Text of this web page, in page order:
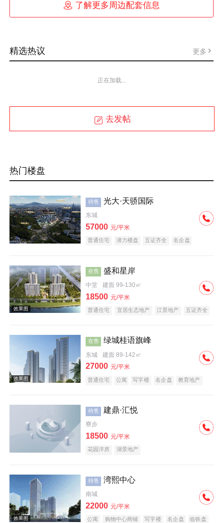
 了解更多周边配套信息
精选热议 更多
正在加载...
去发帖
热门楼盘
待售 光大·天骄国际
东城
57000 元/平米
普通住宅 潜力楼盘 五证齐全 名企盘
在售 盛和星岸
中堂 建面 99-130㎡
18500 元/平米
普通住宅 宜居生态地产 江景地产 五证齐全
在售 绿城桂语旗峰
东城 建面 89-142㎡
27000 元/平米
普通住宅 公寓 写字楼 名企盘 教育地产
待售 建鼎·汇悦
寮步
18500 元/平米
花园洋房 湖景地产
待售 湾熙中心
南城
22000 元/平米
公寓 购物中心商铺 写字楼 名企盘 临铁盘